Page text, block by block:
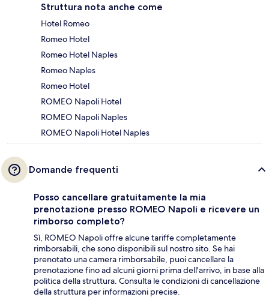
Struttura nota anche come
Hotel Romeo
Romeo Hotel
Romeo Hotel Naples
Romeo Naples
Romeo Hotel
ROMEO Napoli Hotel
ROMEO Napoli Naples
ROMEO Napoli Hotel Naples
Domande frequenti
Posso cancellare gratuitamente la mia
prenotazione presso ROMEO Napoli e ricevere un
rimborso completo?
Sì, ROMEO Napoli offre alcune tariffe completamente
rimborsabili, che sono disponibili sul nostro sito. Se hai
prenotato una camera rimborsabile, puoi cancellare la
prenotazione fino ad alcuni giorni prima dell'arrivo, in base alla
politica della struttura. Consulta le condizioni di cancellazione
della struttura per informazioni precise.